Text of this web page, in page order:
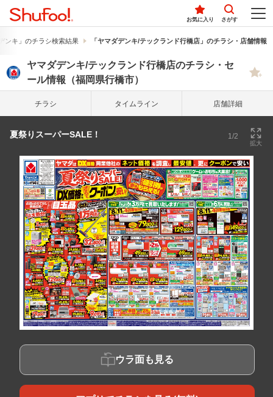
お気に入り さがす
ンキ」のチラシ検索結果 「ヤマダデンキ/テックランド行橋店」のチラシ・店舗情報
ヤマダデンキ/テックランド行橋店のチラシ・セ
ール情報（福岡県行橋市）
チラシ タイム ライン 店舗詳細
夏祭りスーパーSALE！ 1/2
拡大
ウラ面も見る